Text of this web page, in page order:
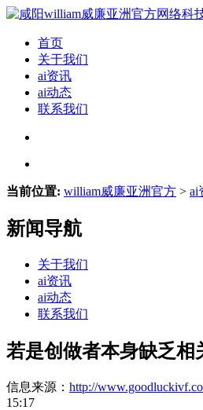
首页
关于我们
ai资讯
ai动态
联系我们
当前位置: william威廉亚洲官方 > ai
新闻导航
关于我们
ai资讯
ai动态
联系我们
若是创做者本身缺乏相
信息来源： http://
15:17